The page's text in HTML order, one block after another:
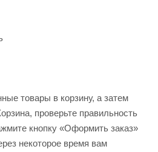
товары в корзину, а затем
проверьте правильность
кнопку «Оформить заказ»
некоторое время вам